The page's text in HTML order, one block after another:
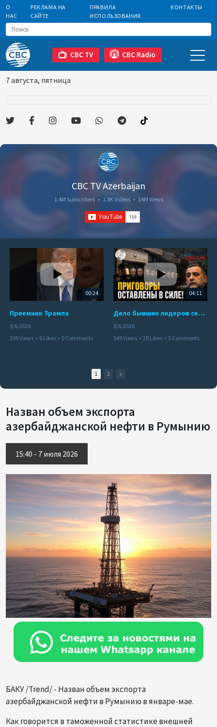
О
НАС
РЕКЛАМА НА
САЙТЕ
ПРАВИЛА
ИСПОЛЬЗОВАНИЯ
КОНТАКТЫ
CBC TV CBC Radio
7 августа, пятница
CBC TV Azerbaijan
1.4M Subscribers • 1.8K Videos • 14M Views
00:24
Преемник Трампа
8/6/2026
209 Views • 6 Likes • 0 Comments
04:11
Дело бывших лидеров сепаратистского режима в Карабахе
8/6/2026
549 Views • 28 Likes • 5 Comments
1 2
Назван объем экспорта
азербайджанской нефти в Румынию
15:40 - 7 июля 2026
БАКУ /Trend/ - Назван объем экспорта
азербайджанской нефти в Румынию в январе-мае.
Как говорится в таможенной статистике внешней